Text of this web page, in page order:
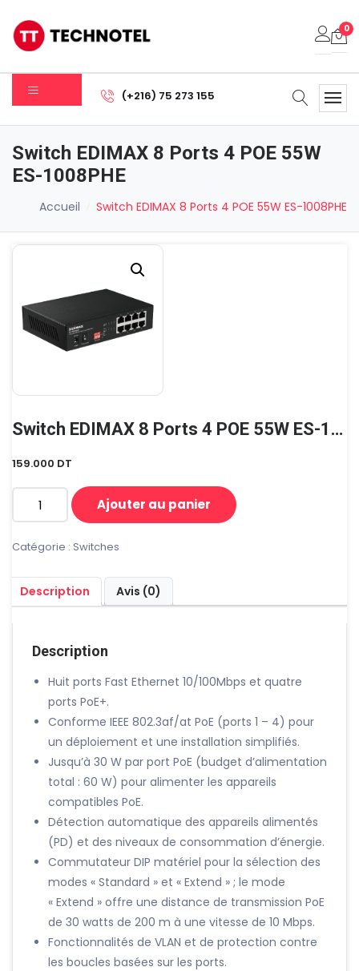
0
Votre panier est vide.
Sous-total: 0.000DT
Voir Le Panier Commander
(+216) 75 273 155
Switch EDIMAX 8 Ports 4 POE 55W
ES-1008PHE
Accueil Switch EDIMAX 8 Ports 4 POE 55W ES-1008PHE
Switch EDIMAX 8 Ports 4 POE 55W ES-1008PHE
159.000 DT
quantité
Switch
8
Ports
4
55W
1008PHE
Ajouter au panier
Catégorie : Switches
Description Avis (0)
Description
Huit ports Fast Ethernet 10/100Mbps et quatre
ports PoE+.
Conforme IEEE 802.3af/at PoE (ports 1 – 4) pour
un déploiement et une installation simplifiés.
Jusqu’à 30 W par port PoE (budget d’alimentation
total : 60 W) pour alimenter les appareils
compatibles PoE.
Détection automatique des appareils alimentés
(PD) et des niveaux de consommation d’énergie.
Commutateur DIP matériel pour la sélection des
modes « Standard » et « Extend » ; le mode
« Extend » offre une distance de transmission PoE
de 30 watts de 200 m à une vitesse de 10 Mbps.
Fonctionnalités de VLAN et de protection contre
les boucles basées sur les ports.